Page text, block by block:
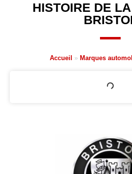
HISTOIRE DE
Accueil » Marques